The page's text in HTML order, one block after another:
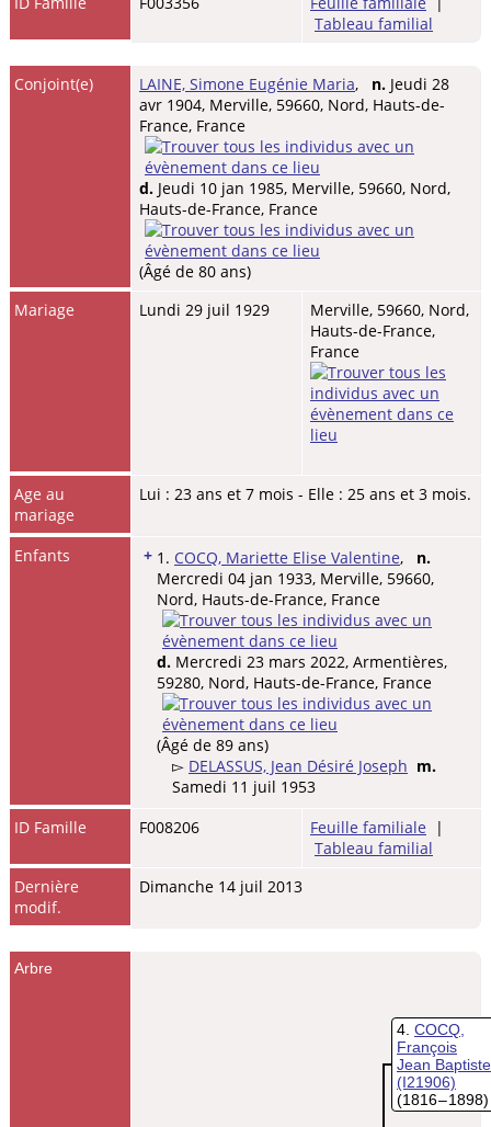
Tableau familial
Conjoint(e) LAINE, Simone Eugénie Maria, n. Jeudi 28
avr 1904, Merville, 59660, Nord, Hauts-de-
France, France
d. Jeudi 10 jan 1985, Merville, 59660, Nord,
Hauts-de-France, France
(Âgé de 80 ans)
Mariage
Lundi 29 juil 1929
Merville, 59660, Nord,
Hauts-de-France,
France
Age au
mariage
Lui : 23 ans et 7 mois - Elle : 25 ans et 3 mois.
Enfants + 1. COCQ, Mariette Elise Valentine, n.
Mercredi 04 jan 1933, Merville, 59660,
Nord, Hauts-de-France, France
d. Mercredi 23 mars 2022, Armentières,
59280, Nord, Hauts-de-France, France
(Âgé de 89 ans)
▻ DELASSUS, Jean Désiré Joseph m.
Samedi 11 juil 1953
ID Famille
F008206 Feuille familiale |
Tableau familial
Dernière
modif.
Dimanche 14 juil 2013
Arbre
4 COCQ,
François
Jean Baptiste
(I21906)
(1816 – 1898)